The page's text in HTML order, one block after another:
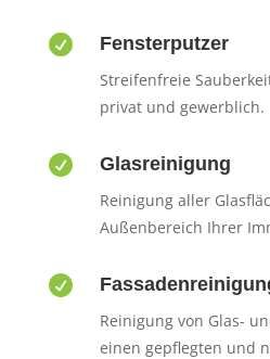
 Fensterputzer
Streifenfreie
privat und gewerblich.
 Glasreinigung
Reinigung aller
Außenbereich Ihrer

Reinigung von Glas-
einen gepflegten und